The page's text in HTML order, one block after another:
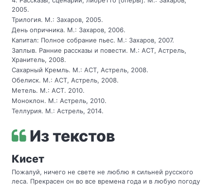
2005.
Трилогия. М.: Захаров, 2005.
День опричника. М.: Захаров, 2006.
Капитал: Полное собрание пьес. М.: Захаров, 2007.
Заплыв. Ранние рассказы и повести. М.: АСТ, Астрель,
Хранитель, 2008.
Сахарный Кремль. М.: АСТ, Астрель, 2008.
Обелиск. М.: АСТ, Астрель, 2008.
Метель. М.: АСТ. 2010.
Моноклон. М.: Астрель, 2010.
Теллурия. М.: Астрель, 2014.
Из текстов
Кисет
Пожалуй, ничего не свете не люблю я сильней русского
леса. Прекрасен он во все времена года и в любую погоду